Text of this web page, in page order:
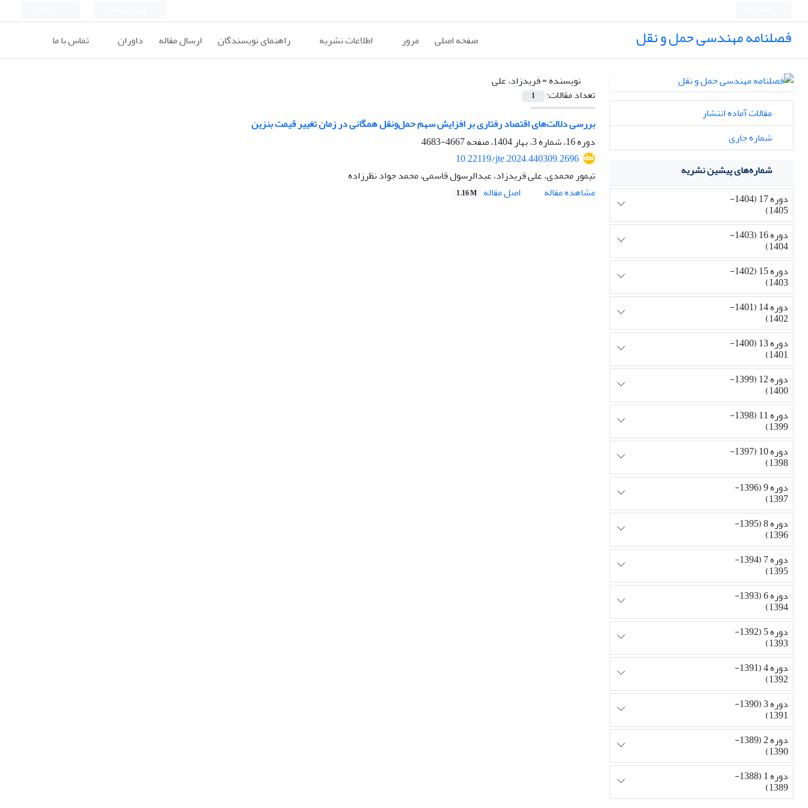
فصلنامه مهندسی حمل و نقل صفحه اصلی مرور اطلاعات نشریه راهنمای نویسندگان ارسال مقاله داوران تماس با ما
نویسنده =فریدزاد، علی
تعداد مقالات:
1
بررسی دلالت‌های اقتصاد رفتاری بر افزایش سهم حمل‌ونقل همگانی در زمان تغییر قیمت بنزین
دوره 16، شماره 3، بهار 1404، صفحه
4667-4683
10.22119/jte.2024.440309.2696
تیمور محمدی، علی فریدزاد، عبدالرسول قاسمی، محمد جواد نظرزاده
مشاهده مقاله
اصل مقاله 1.16 M
مقالات آماده انتشار
شماره جاری
شماره‌های پیشین نشریه
دوره 17 (1404-
1405)
دوره 16 (1403-
1404)
دوره 15 (1402-
1403)
دوره 14 (1401-
1402)
دوره 13 (1400-
1401)
دوره 12 (1399-
1400)
دوره 11 (1398-
1399)
دوره 10 (1397-
1398)
دوره 9 (1396-
1397)
دوره 8 (1395-
1396)
دوره 7 (1394-
1395)
دوره 6 (1393-
1394)
دوره 5 (1392-
1393)
دوره 4 (1391-
1392)
دوره 3 (1390-
1391)
دوره 2 (1389-
1390)
دوره 1 (1388-
1389)